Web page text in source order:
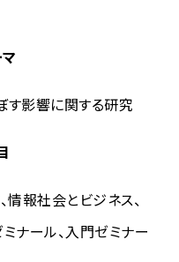
す影響に関する研究
情報社会とビジネス、
ナール、入門ゼミナー